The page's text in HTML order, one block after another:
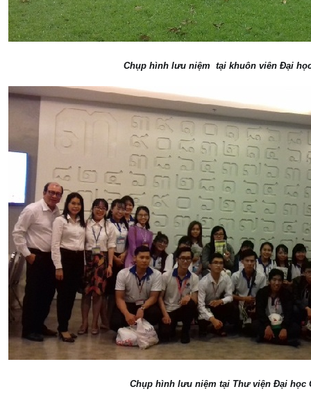
Chụp hình lưu niệm tại khuôn viên Đại
Chụp hình lưu niệm tại Thư viện Đại học